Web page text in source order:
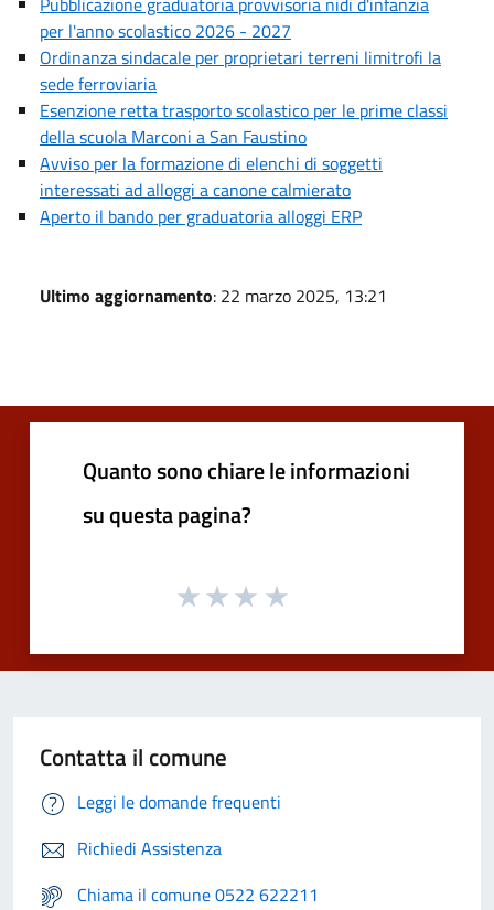
per l'anno scolastico 2026 - 2027
Ordinanza sindacale per proprietari terreni limitrofi la
sede ferroviaria
Esenzione retta trasporto scolastico per le prime classi
della scuola Marconi a San Faustino
Avviso per la formazione di elenchi di soggetti
interessati ad alloggi a canone calmierato
Aperto il bando per graduatoria alloggi ERP
Ultimo aggiornamento: 22 marzo 2025, 13:21
Quanto sono chiare le informazioni
su questa pagina?
Contatta il comune
Leggi le domande frequenti
Richiedi Assistenza
Chiama il comune 0522 622211